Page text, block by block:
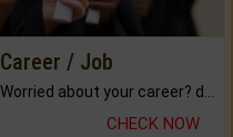
Career / Job
Worried about your career? don't know what is.
CHECK NOW